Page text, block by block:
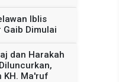
Iblis
Gaib Dimulai
dan Harakah
KH. Ma'ruf